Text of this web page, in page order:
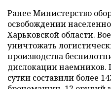
Ранее Министерство
освобождении
Харьковской области.
уничтожать
производства
дислокации наемников.
сутки составили более